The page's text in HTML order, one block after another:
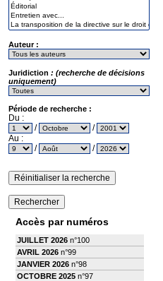
Auteur :
Juridiction : (recherche de décisions
uniquement)
Période de recherche :
Du :
/
/
Au :
/
/
Accès par numéros
JUILLET 2026 n°100
AVRIL 2026 n°99
JANVIER 2026 n°98
OCTOBRE 2025 n°97